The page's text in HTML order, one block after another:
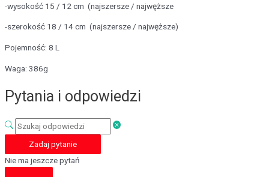
-wysokość 15 / 12 cm (najszersze / najwęższe
-szerokość 18 / 14 cm (najszersze / najwęższe)
Pojemność: 8 L
Waga: 386g
Pytania i odpowiedzi
Zadaj pytanie
Nie ma jeszcze pytań